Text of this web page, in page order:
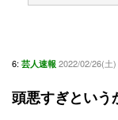
6: 芸人速報 2022/02/26(土
頭悪すぎという